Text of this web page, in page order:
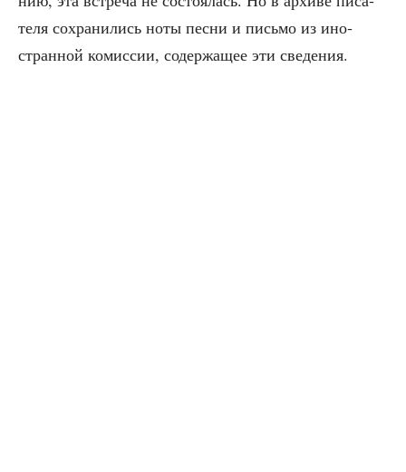
те­ля сохра­ни­лись ноты пес­ни и пись­мо из ино­
стран­ной комис­сии, содер­жа­щее эти сведения.